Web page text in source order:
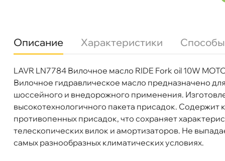
Описание Характеристики
LAVR LN7784 Вилочное масло RIDE Fork oil 10W
илочное гидравлическое масло предназначено
шоссейного и внедорожного применения.
ысокотехнологичного пакета присадок. Содержит
противопенных присадок, что сохраняет
телескопических вилок и амортизаторов. Не
самых разнообразных климатических условиях.
язкость
10W
Бренд
LAVR
Тип масла
Полусинтетика
Объем
1л
Артикул
Ln7784
Применение
Гидравлика
LAVR LN7784 Вилочное масло RIDE Fork oil